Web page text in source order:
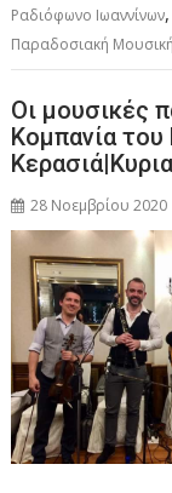
Ραδιόφωνο Ιωαννίνων,
Παραδοσιακή Μουσική
Οι μουσικές
Κομπανία
28 Νοεμβρίου 2020